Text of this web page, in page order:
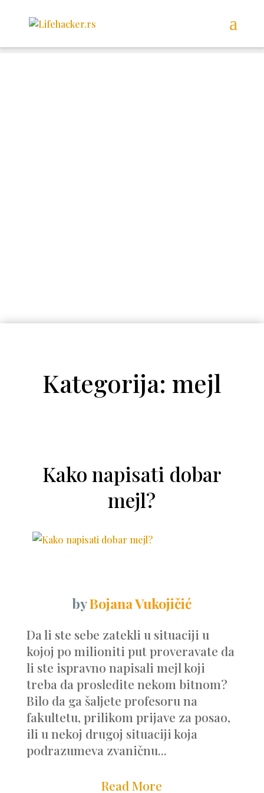
Kategorija: mejl
Kako napisati dobar
mejl?
byBojana Vukojičić
Da li ste sebe zatekli u situaciji u
kojoj po milioniti put proveravate da
li ste ispravno napisali mejl koji
treba da prosledite nekom bitnom?
Bilo da ga šaljete profesoru na
fakultetu, prilikom prijave za posao,
ili u nekoj drugoj situaciji koja
podrazumeva zvaničnu...
Read More